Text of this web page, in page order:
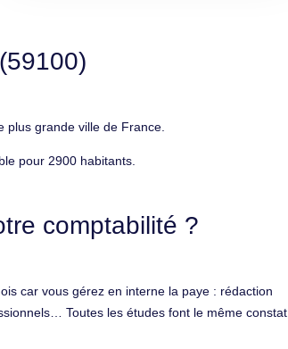
grande ville de France.
pour 2900 habitants.
comptabilité ?
car vous gérez en interne la paye : rédaction
Toutes les études font le même constat,